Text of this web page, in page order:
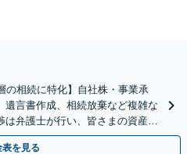
の相続に特化】自社株・事業承
言書作成、相続放棄など複雑な
弁護士が行い、皆さまの資産と
表を見る